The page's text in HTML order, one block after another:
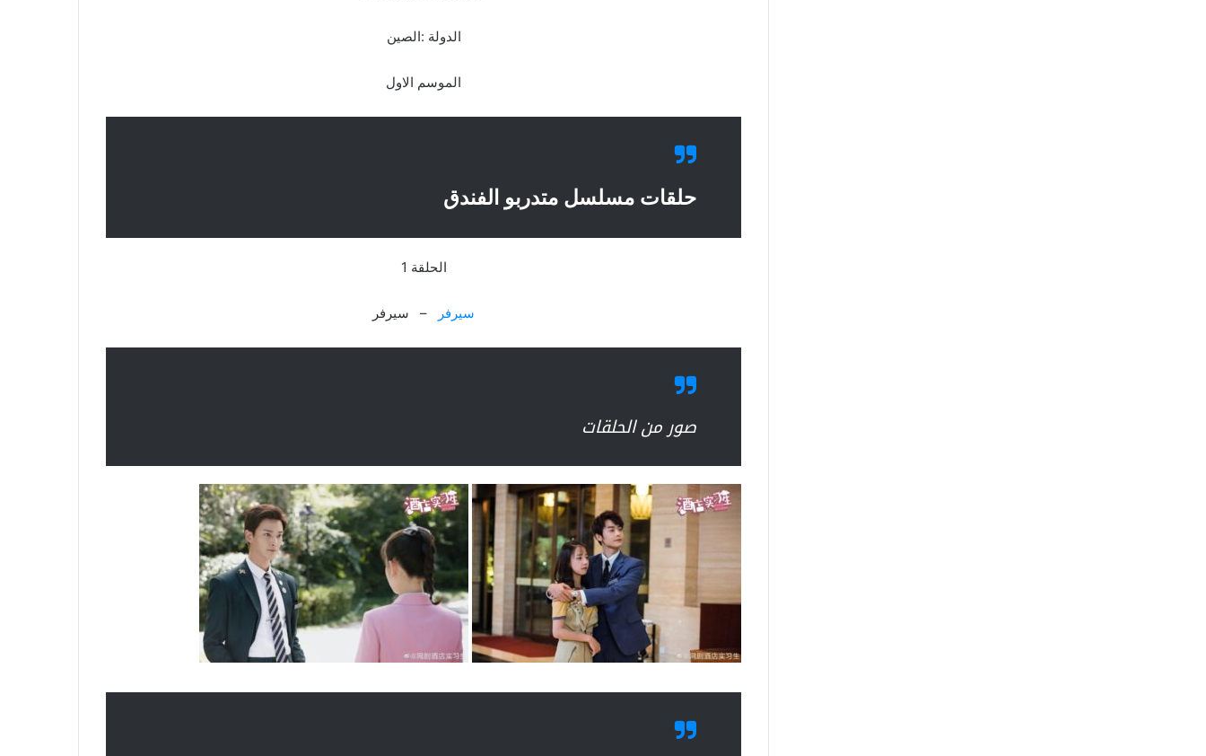
الدولة :الصين
الموسم الاول
حلقات مسلسل متدربو الفندق
الحلقة 1
سيرفر – سيرفر
صور من الحلقات